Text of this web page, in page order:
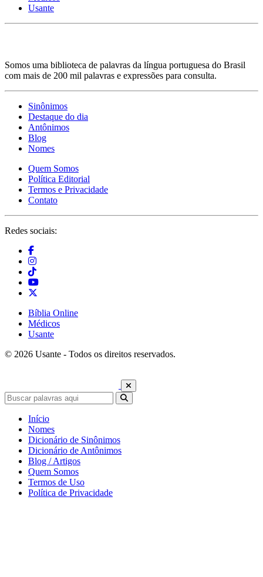
Usante
Somos uma biblioteca de palavras da língua portuguesa do Brasil
com mais de 200 mil palavras e expressões para consulta.
Sinônimos
Destaque do dia
Antônimos
Blog
Nomes
Quem Somos
Política Editorial
Termos e Privacidade
Contato
Redes sociais:
Bíblia Online
Médicos
Usante
© 2026 Usante - Todos os direitos reservados.
Início
Nomes
Dicionário de Sinônimos
Dicionário de Antônimos
Blog / Artigos
Quem Somos
Termos de Uso
Política de Privacidade